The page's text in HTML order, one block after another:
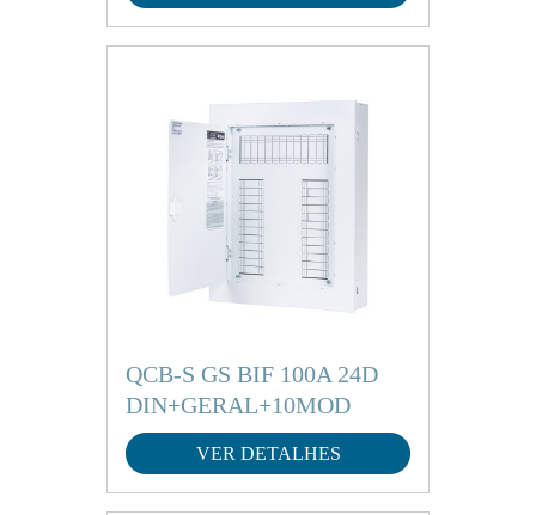
QCB-S GS BIF 100A 24D
DIN+GERAL+10MOD
VER DETALHES